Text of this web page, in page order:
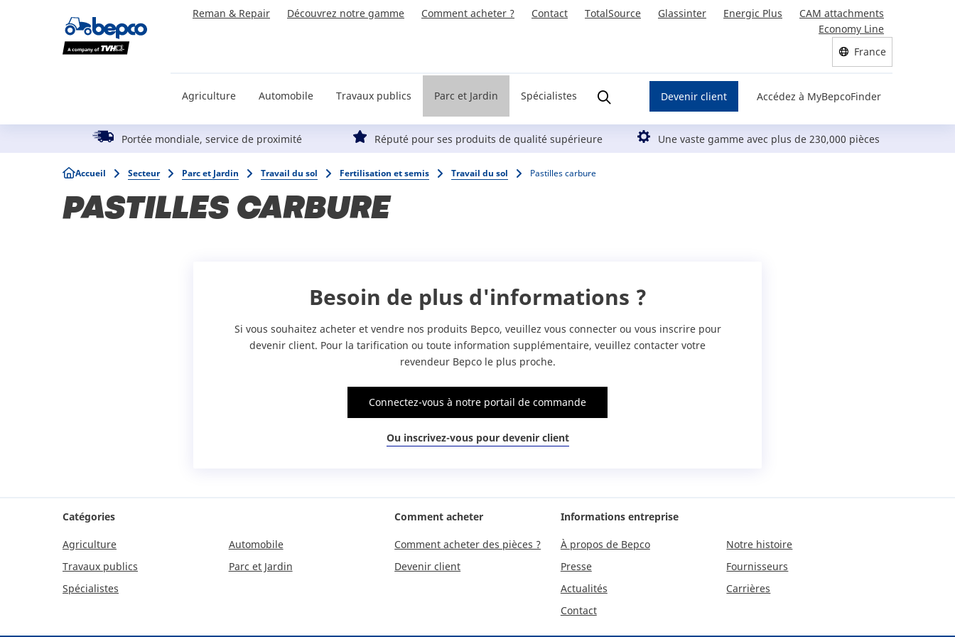
Reman & Repair Découvrez notre gamme Comment acheter ? Contact TotalSource Glassinter Energic Plus
CAM attachments
Economy Line
France
Agriculture Automobile Travaux publics Parc et Jardin Spécialistes Devenir client Accédez à MyBepcoFinder
Portée mondiale, service de proximité Réputé pour ses produits de qualité supérieure Une vaste gamme avec plus de 230,000 pièces
Breadcrumb
Accueil Secteur Parc et Jardin Travail du sol Fertilisation et semis Travail du sol Pastilles carbure
PASTILLES CARBURE
Besoin de plus d'informations ?
Si vous souhaitez acheter et vendre nos produits Bepco, veuillez vous connecter ou vous inscrire pour
devenir client. Pour la tarification ou toute information supplémentaire, veuillez contacter votre
revendeur Bepco le plus proche.
Connectez-vous à notre portail de commande
Ou inscrivez-vous pour devenir client
Catégories
Agriculture
Automobile
Travaux publics
Parc et Jardin
Spécialistes
Comment acheter
Comment acheter des pièces ?
Devenir client
Informations entreprise
À propos de Bepco
Notre histoire
Presse
Fournisseurs
Actualités
Carrières
Contact